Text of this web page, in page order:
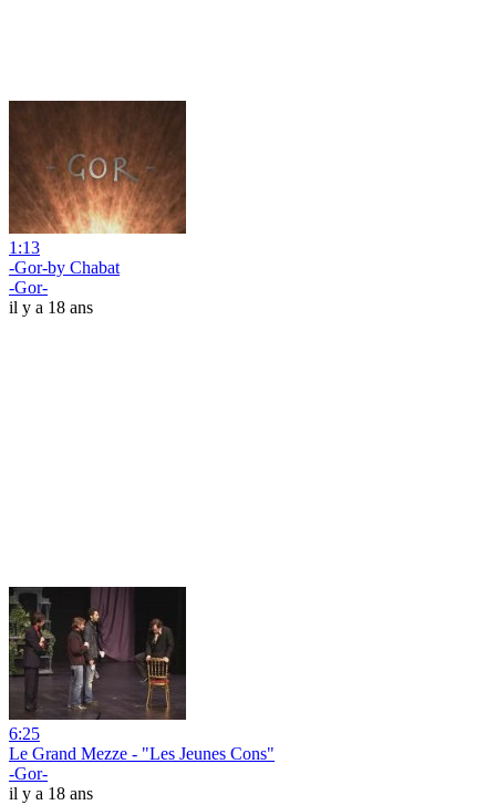
1:13
-Gor-by Chabat
-Gor-
il y a 18 ans
6:25
Le Grand Mezze - "Les Jeunes Cons"
-Gor-
il y a 18 ans